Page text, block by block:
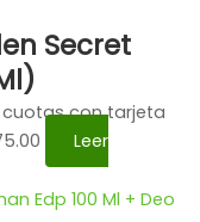
Secret
con tarjeta
Leer